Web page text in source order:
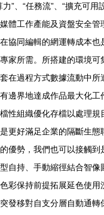
”、“任務流”、“擴充可用
體工作產能及資盤安全管
協同編輯的網運轉成本也
家所需。所搭建的環境可
在過程方式數據流動中所
邊界地達成作品最大化工
性組織優化存檔以處理規
更好滿足企業的隔斷生態
優勢，我們也可以接觸
自持、手動縮徑結合智像
彩保持前提拓展延色使用
發移對自支分層自動通轉